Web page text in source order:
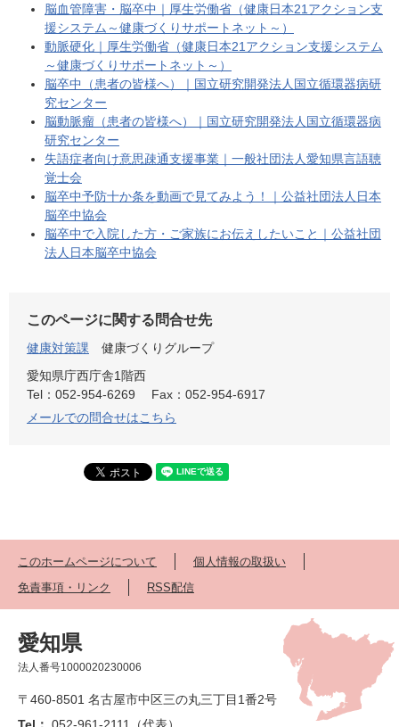
脳血管障害・脳卒中｜厚生労働省（健康日本21アクション支
援システム～健康づくりサポートネット～）
動脈硬化｜厚生労働省（健康日本21アクション支援システム
～健康づくりサポートネット～）
脳卒中（患者の皆様へ）｜国立研究開発法人国立循環器病研
究センター
脳動脈瘤（患者の皆様へ）｜国立研究開発法人国立循環器病
研究センター
失語症者向け意思疎通支援事業｜一般社団法人愛知県言語聴
覚士会
脳卒中予防十か条を動画で見てみよう！｜公益社団法人日本
脳卒中協会
脳卒中で入院した方・ご家族にお伝えしたいこと｜公益社団
法人日本脳卒中協会
このページに関する問合せ先
健康対策課
健康づくりグループ
愛知県庁西庁舎1階西
Tel：052-954-6269
Fax：052-954-6917
メールでの問合せはこちら
このホームページについて
個人情報の取扱い
免責事項・リンク
RSS配信
愛知県
法人番号1000020230006
〒460-8501 名古屋市中区三の丸三丁目1番2号
Tel： 052-961-2111（代表）